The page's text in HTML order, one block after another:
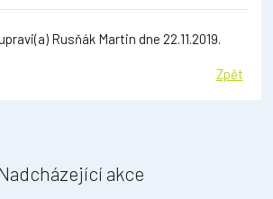
Rusňák Martin dne 22.11.2019.
Zpět
akce